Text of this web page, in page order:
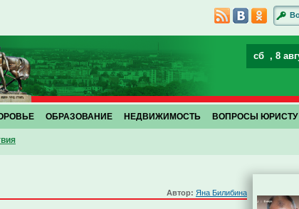
сб , 8
ОБРАЗОВАНИЕ НЕДВИЖИМОСТЬ ВОПРОСЫ ЮРИСТУ
Автор: Яна Билибина